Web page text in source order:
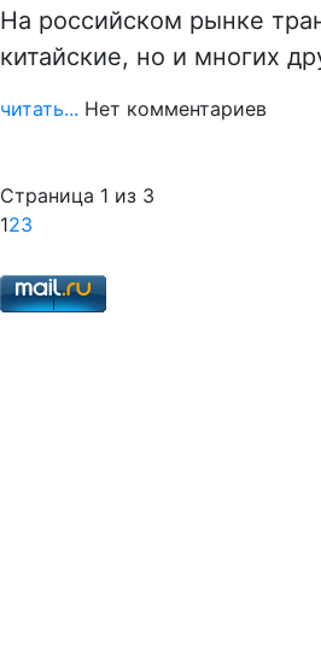
На российском рынке
китайские, но и многих
читать... Нет комментариев
Страница 1 из 3
123